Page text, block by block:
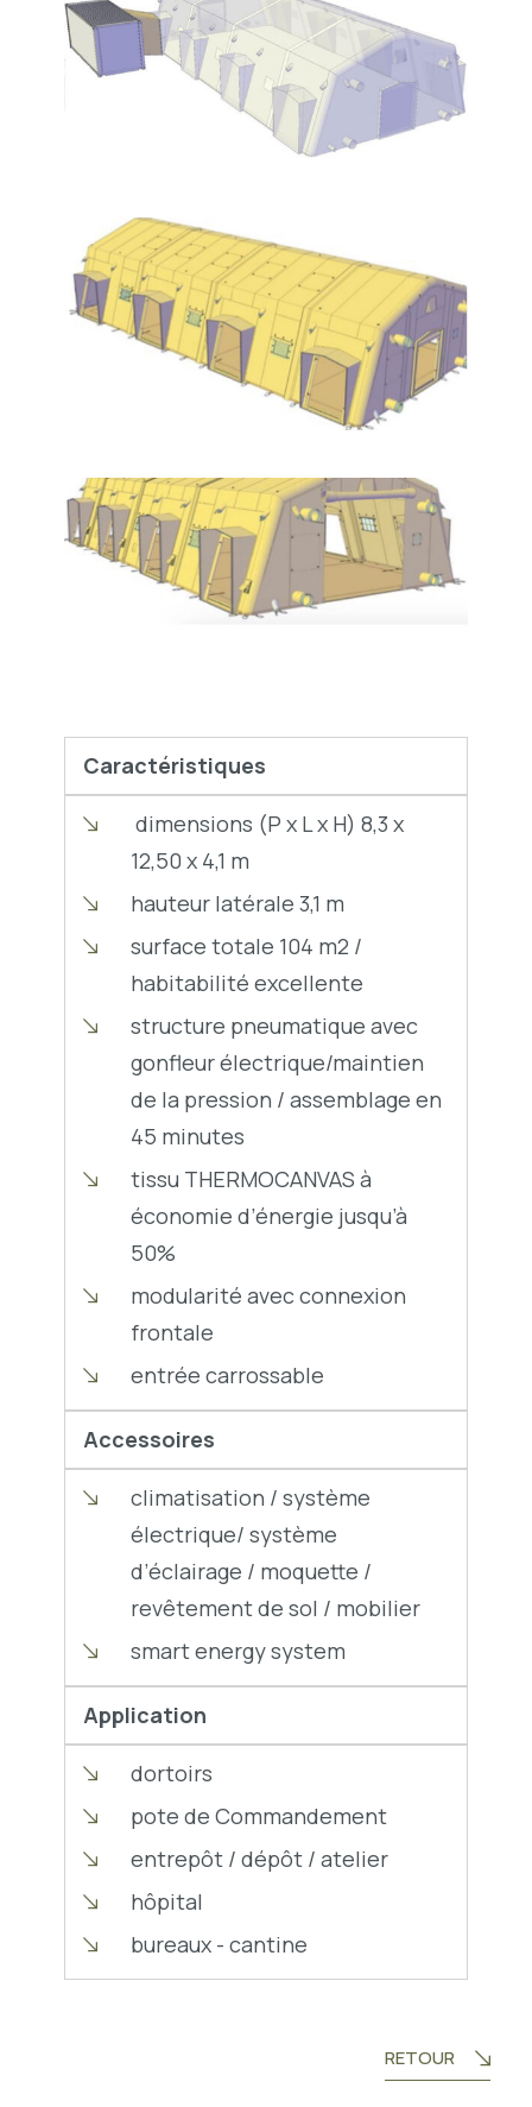
Caractéristiques
dimensions (P x L x H) 8,3 x
12,50 x 4,1 m
hauteur latérale 3,1 m
surface totale 104 m2 /
habitabilité excellente
structure pneumatique avec
gonfleur électrique/maintien
de la pression / assemblage en
45 minutes
tissu THERMOCANVAS à
économie d’énergie jusqu’à
50%
modularité avec connexion
frontale
entrée carrossable
Accessoires
climatisation / système
électrique/ système
d’éclairage / moquette /
revêtement de sol / mobilier
smart energy system
Application
dortoirs
pote de Commandement
entrepôt / dépôt / atelier
hôpital
bureaux - cantine
RETOUR